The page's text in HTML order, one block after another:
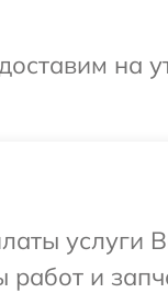
на
работ и